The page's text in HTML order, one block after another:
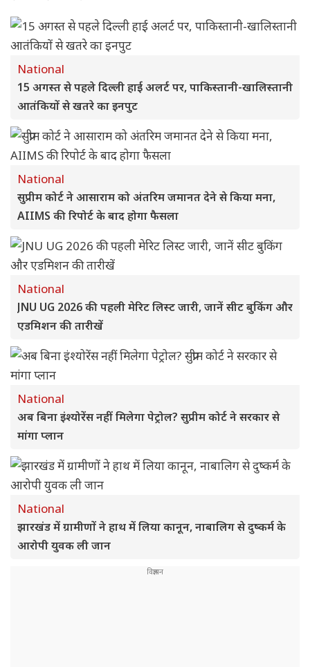
National
15 अगस्त से पहले दिल्ली हाई अलर्ट पर, पाकिस्तानी-खालिस्तानी
आतंकियों से खतरे का इनपुट
National
सुप्रीम कोर्ट ने आसाराम को अंतरिम जमानत देने से किया मना,
AIIMS की रिपोर्ट के बाद होगा फैसला
National
JNU UG 2026 की पहली मेरिट लिस्ट जारी, जानें सीट बुकिंग और
एडमिशन की तारीखें
National
अब बिना इंश्योरेंस नहीं मिलेगा पेट्रोल? सुप्रीम कोर्ट ने सरकार से
मांगा प्लान
National
झारखंड में ग्रामीणों ने हाथ में लिया कानून, नाबालिग से दुष्कर्म के
आरोपी युवक ली जान